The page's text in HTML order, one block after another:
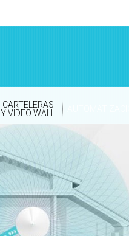
CARTELERAS
Y VIDEO WALL